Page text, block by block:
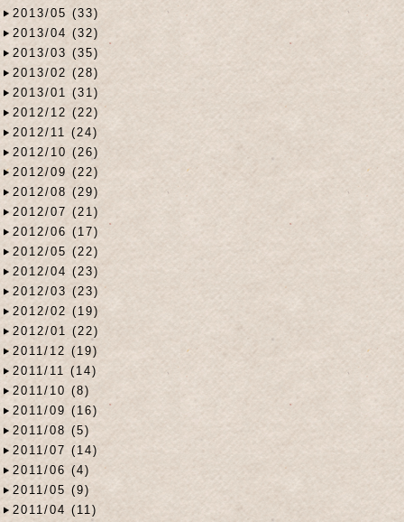
2013/05 (33)
2013/04 (32)
2013/03 (35)
2013/02 (28)
2013/01 (31)
2012/12 (22)
2012/11 (24)
2012/10 (26)
2012/09 (22)
2012/08 (29)
2012/07 (21)
2012/06 (17)
2012/05 (22)
2012/04 (23)
2012/03 (23)
2012/02 (19)
2012/01 (22)
2011/12 (19)
2011/11 (14)
2011/10 (8)
2011/09 (16)
2011/08 (5)
2011/07 (14)
2011/06 (4)
2011/05 (9)
2011/04 (11)